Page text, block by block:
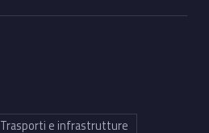
Trasporti e infrastrutture